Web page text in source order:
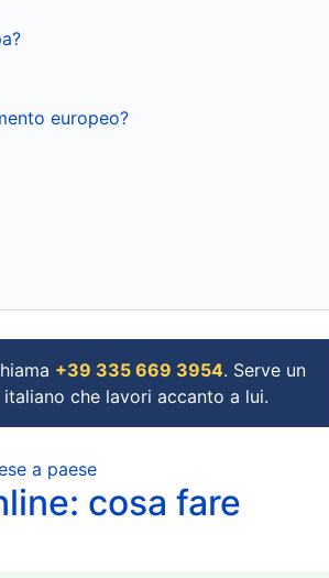
europeo?
+39 335 669 3954. Serve un
che lavori accanto a lui.
a paese
cosa fare